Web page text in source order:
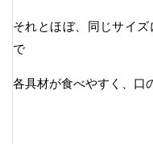
それとほぼ、同じサイ
で
各具材が食べやすく、口